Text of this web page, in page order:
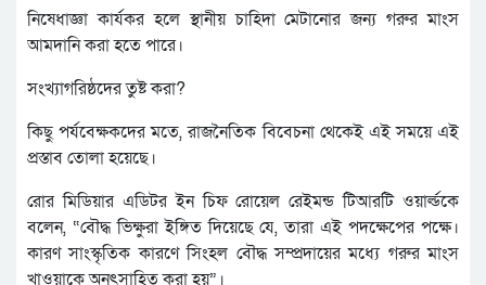
নিষেধাজ্ঞা কার্যকর হলে স্থানীয় চাহিদা মেটানোর জন্য গরুর মাংস
আমদানি করা হতে পারে।
সংখ্যাগরিষ্ঠদের তুষ্ট করা?
কিছু পর্যবেক্ষকদের মতে, রাজনৈতিক বিবেচনা থেকেই এই সময়ে এই
প্রস্তাব তোলা হয়েছে।
রোর মিডিয়ার এডিটর ইন চিফ রোয়েল রেইমন্ড টিআরটি ওয়ার্ল্ডকে
বলেন, “বৌদ্ধ ভিক্ষুরা ইঙ্গিত দিয়েছে যে, তারা এই পদক্ষেপের পক্ষে।
কারণ সাংস্কৃতিক কারণে সিংহল বৌদ্ধ সম্প্রদায়ের মধ্যে গরুর মাংস
খাওয়াকে অনুৎসাহিত করা হয়”।